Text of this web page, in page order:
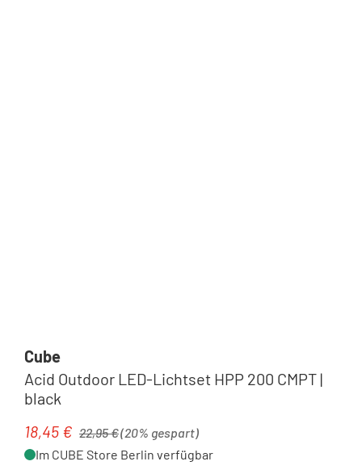
Cube
Acid Outdoor LED-Lichtset HPP 200 CMPT |
black
Verkaufspreis:
18,45 € Regulärer Preis:
22,95 €(20% gespart)
Im CUBE Store Berlin verfügbar